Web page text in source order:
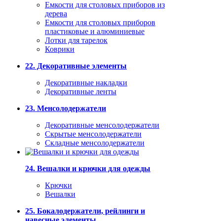
Емкости для столовых приборов из
дерева
Емкости для столовых приборов
пластиковые и алюминиевые
Лотки для тарелок
Коврики
22. Декоративные элементы
Декоративные накладки
Декоративные ленты
23. Менсолодержатели
Декоративные менсолодержатели
Скрытые менсолодержатели
Складные менсолодержатели
24. Вешалки и крючки для одежды
Крючки
Вешалки
25. Бокалодержатели, рейлинги и